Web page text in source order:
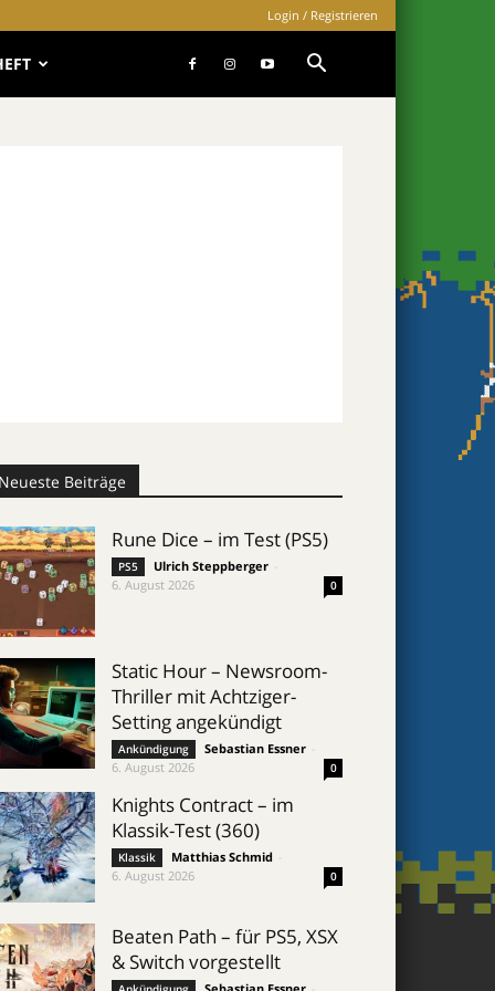
Login / Registrieren
Beiträge
Rune Dice – im Test (PS5)
PS5 Ulrich Steppberger
6. August 2026
0
Static Hour – Newsroom-
Thriller mit Achtziger-
Setting angekündigt
Ankündigung Sebastian Essner
6. August 2026
0
Knights Contract – im
Klassik-Test (360)
Klassik Matthias Schmid
6. August 2026
0
Beaten Path – für PS5, XSX
& Switch vorgestellt